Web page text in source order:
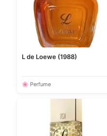
L de Loewe (1988)
🌸 Perfume